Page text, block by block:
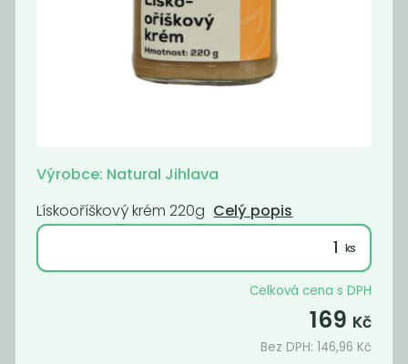
Momentálně
Výrobce: Natural Jihlava
Lískooříškový krém 220g Celý popis
Celková cena s DPH
169 Kč
Bez DPH:146,96 Kč